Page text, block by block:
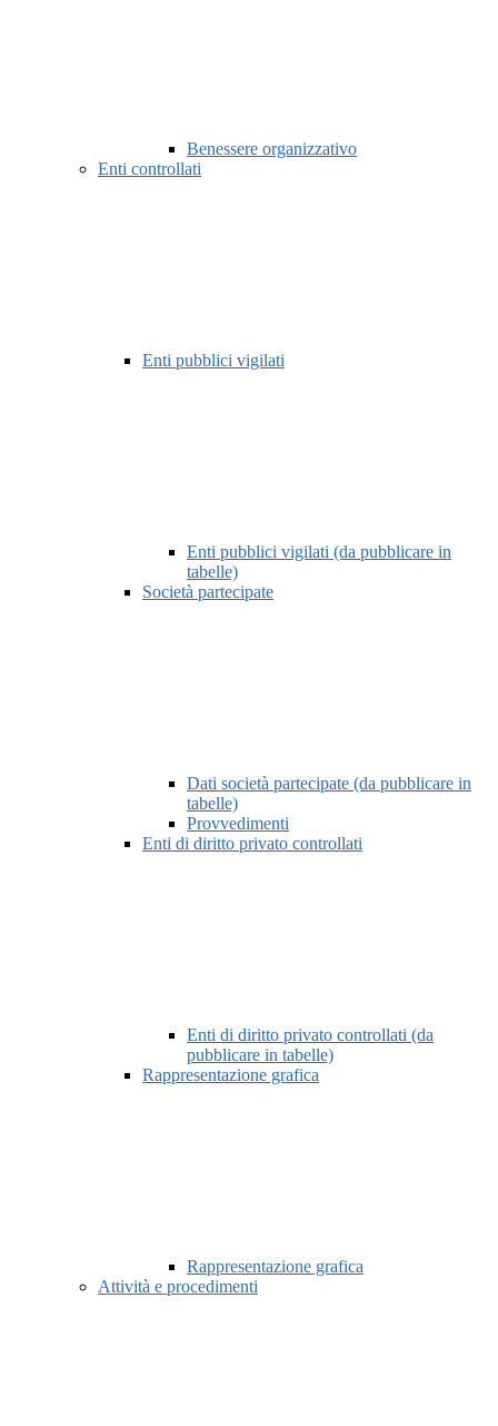
Benessere organizzativo
Enti controllati
Enti pubblici vigilati
Enti pubblici vigilati (da pubblicare in
tabelle)
Società partecipate
Dati società partecipate (da pubblicare in
tabelle)
Provvedimenti
Enti di diritto privato controllati
Enti di diritto privato controllati (da
pubblicare in tabelle)
Rappresentazione grafica
Rappresentazione grafica
Attività e procedimenti